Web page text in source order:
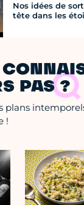
Nos idées de
tête dans les
PAS ?
plans
!